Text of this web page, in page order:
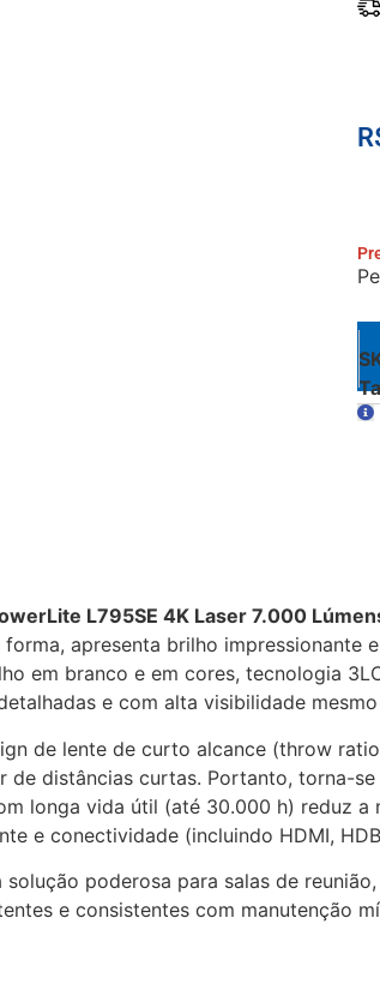
L795SE 4K Laser 7.000
forma, apresenta brilho
em branco e em cores, tecnologia
e com alta visibilidade
de lente de curto alcance (throw
de distâncias curtas. Portanto, torna-
longa vida útil (até 30.000 h) reduz
e conectividade (incluindo HDMI,
solução poderosa para salas de
e consistentes com manutenção